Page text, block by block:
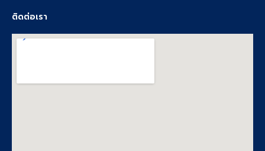
ติดต่อเรา